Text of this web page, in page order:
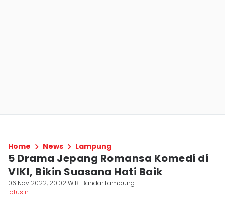
Home News Lampung
5 Drama Jepang Romansa Komedi di
VIKI, Bikin Suasana Hati Baik
06 Nov 2022, 20:02 WIB Bandar Lampung
lotus n